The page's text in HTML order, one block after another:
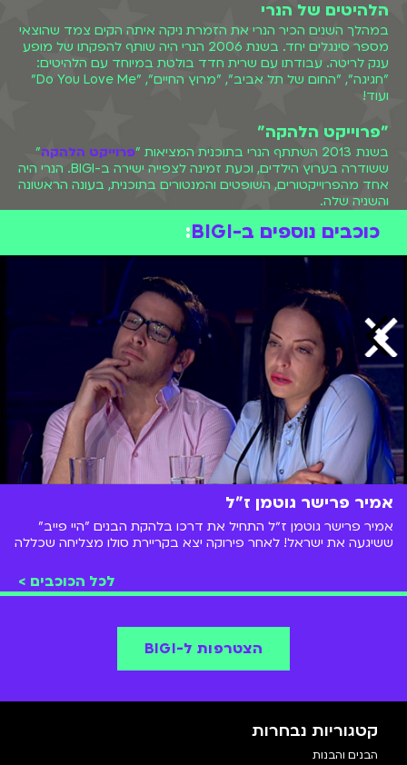
הלהיטים של הנרי
במהלך השנים הכיר הנרי את הזמרת ניקה איתה הקים צמד שהוצאי
מספר סינגלים יחד. בשנת 2006 הנרי היה שותף להפקתו של מופע
ענק לריטה. עבודתו עם שרית חדד בולטת במיוחד עם הלהיטים:
"חגיגה", "החום של תל אביב", "מרוץ החיים", "Do You Love Me"
ועוד!
"פרוייקט הלהקה"
בשנת 2013 השתתף הנרי בתוכנית המציאות " פרוייקט הלהקה"
ששודרה בערוץ הילדים, וכעת זמינה לצפייה ישירה ב-BIGI. הנרי היה
אחד מהפרוייקטורים, השופטים והמנטורים בתוכנית, בעונה הראשונה
והשניה שלה.
כוכבים נוספים ב-BIGI :
אמיר פרישר גוטמן ז"ל
אמיר פרישר גוטמן ז״ל התחיל את דרכו בלהקת הבנים "היי פייב"
ששיגעה את ישראל! לאחר פירוקה יצא בקריירת סולו מצליחה שכללה
לכל הכוכבים >
הצטרפות ל-BIGI
קטגוריות נבחרות
הבנים והבנות